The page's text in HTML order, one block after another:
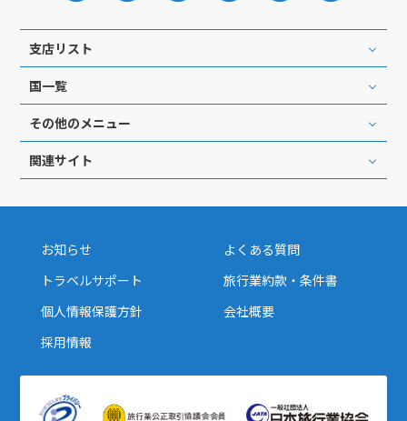
支店リスト
国一覧
その他のメニュー
関連サイト
お知らせ
よくある質問
トラベルサポート
旅行業約款・条件書
個人情報保護方針
会社概要
採用情報